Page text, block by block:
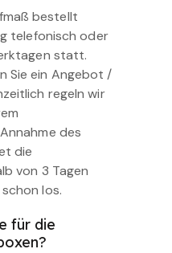
bestellt
telefonisch oder
statt.
Sie ein Angebot /
regeln wir
des
die
von 3 Tagen
los.
für die